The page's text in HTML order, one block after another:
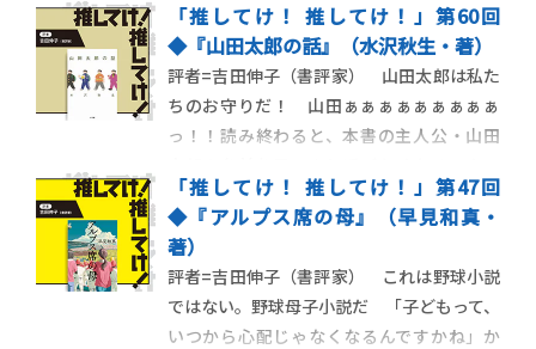
400ページ強の大作だが、読み始めるとあっ
という間、時間を忘れて読者をのめり込ま
せてしまうストーリーテリングの見事さた
るや。序章は、「三十二年の人生の中で一
度だけ」、
「推してけ！ 推してけ！」第60回
◆『山田太郎の話』（水沢秋生・著）
評者=吉田伸子（書評家） 山田太郎は私た
ちのお守りだ！ 山田ぁぁぁぁぁぁぁぁぁ
っ！！読み終わると、本書の主人公・山田
マジで。だってね、もう、愛おしくて、あり
がたくてたまらないのだ、山田が。どっか
らどう見てもイケてるどころか冴えない、
山田が。その存在が。本書は、まんまタイ
トルそのもの
「推してけ！ 推してけ！」第47回
◆『アルプス席の母』（早見和真・
著）
評者=吉田伸子（書評家） これは野球小説
ではない。野球母子小説だ 「子どもって、
いつから心配じゃなくなるんですかね」か